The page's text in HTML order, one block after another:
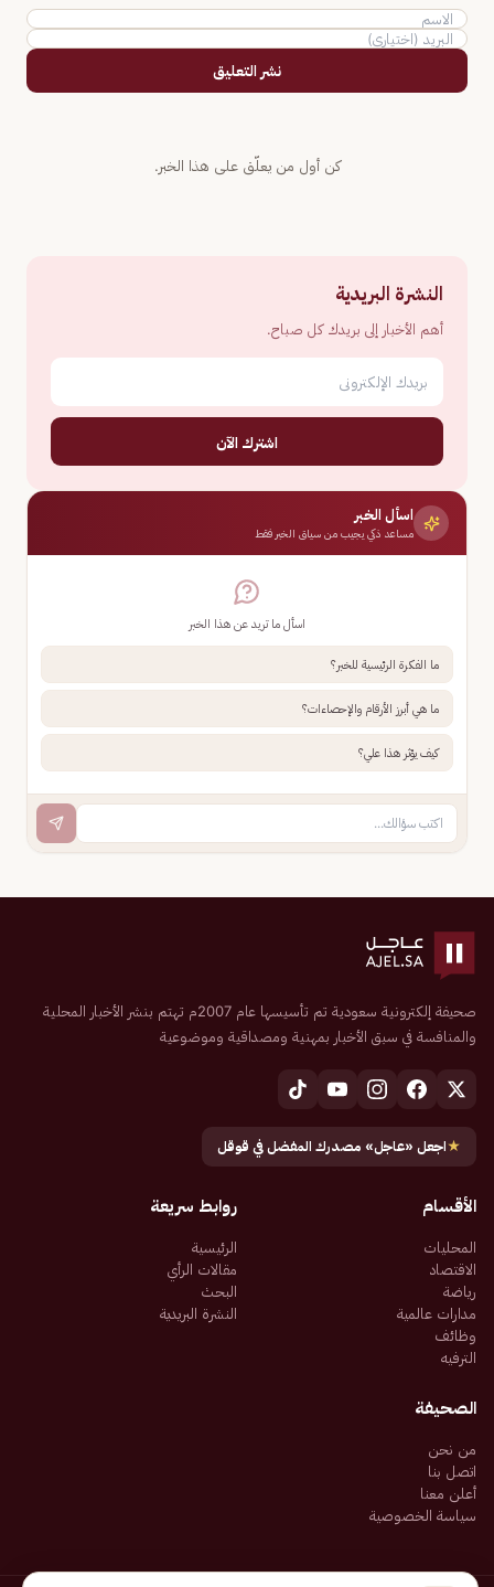
نشر التعليق
كن أول من يعلّق على هذا الخبر.
النشرة البريدية
أهم الأخبار إلى بريدك كل صباح.
اشترك الآن
اسأل الخبر
مساعد ذكي يجيب من سياق الخبر فقط
اسأل ما تريد عن هذا الخبر
ما الفكرة الرئيسية للخبر؟
ما هي أبرز الأرقام والإحصاءات؟
كيف يؤثر هذا علي؟
صحيفة إلكترونية سعودية تم تأسيسها عام 2007م تهتم بنشر الأخبار المحلية
والمنافسة في سبق الأخبار بمهنية ومصداقية وموضوعية
★اجعل «عاجل» مصدرك المفضل في قوقل
الأقسام
المحليات
الاقتصاد
رياضة
مدارات عالمية
وظائف
الترفيه
روابط سريعة
الرئيسية
مقالات الرأي
البحث
النشرة البريدية
الصحيفة
من نحن
اتصل بنا
أعلن معنا
سياسة الخصوصية